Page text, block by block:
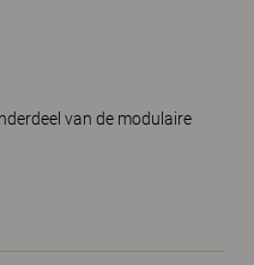
van de modulaire